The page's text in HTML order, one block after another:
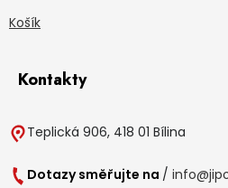
Košík
Kontakty
Teplická 906, 418 01 Bílina
Dotazy směřujte na /